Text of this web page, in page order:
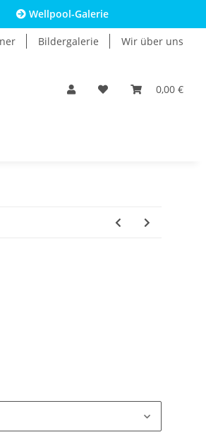
Wellpool-Galerie
Bildergalerie Wir über uns
0,00 €